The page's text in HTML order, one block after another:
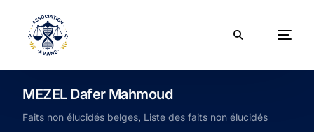
MEZEL Dafer Mahmoud
Faits non élucidés belges, Liste des faits non élucidés